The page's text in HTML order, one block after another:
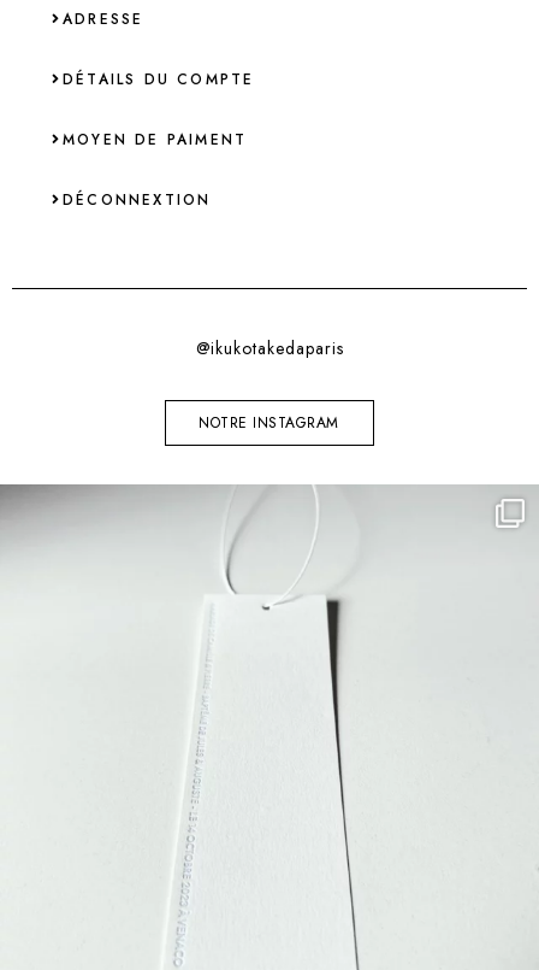
ADRESSE
DÉTAILS DU COMPTE
MOYEN DE PAIMENT
DÉCONNEXTION
@ikukotakedaparis
NOTRE INSTAGRAM